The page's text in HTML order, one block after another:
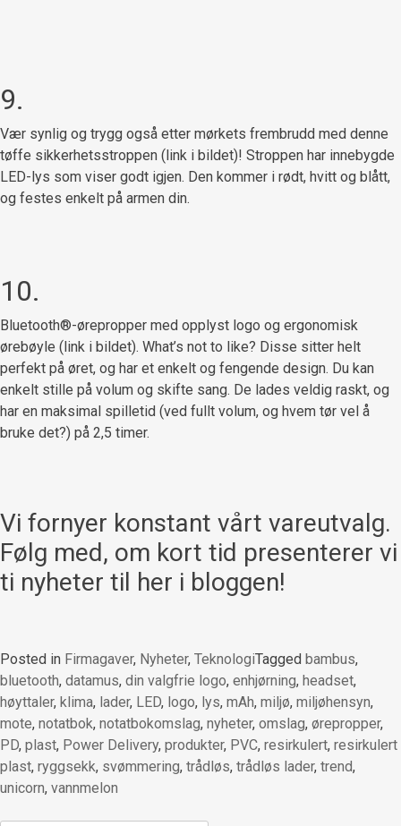
9.
Vær synlig og trygg også etter mørkets frembrudd med denne
tøffe sikkerhetsstroppen (link i bildet)! Stroppen har innebygde
LED-lys som viser godt igjen. Den kommer i rødt, hvitt og blått,
og festes enkelt på armen din.
10.
Bluetooth®-ørepropper med opplyst logo og ergonomisk
ørebøyle (link i bildet). What’s not to like? Disse sitter helt
perfekt på øret, og har et enkelt og fengende design. Du kan
enkelt stille på volum og skifte sang. De lades veldig raskt, og
har en maksimal spilletid (ved fullt volum, og hvem tør vel å
bruke det?) på 2,5 timer.
Vi fornyer konstant vårt vareutvalg.
Følg med, om kort tid presenterer vi
ti nyheter til her i bloggen!
Posted in Firmagaver, Nyheter, TeknologiTagged bambus,
bluetooth, datamus, din valgfrie logo, enhjørning, headset,
høyttaler, klima, lader, LED, logo, lys, mAh, miljø, miljøhensyn,
mote, notatbok, notatbokomslag, nyheter, omslag, ørepropper,
PD, plast, Power Delivery, produkter, PVC, resirkulert, resirkulert
plast, ryggsekk, svømmering, trådløs, trådløs lader, trend,
unicorn, vannmelon